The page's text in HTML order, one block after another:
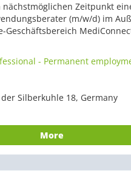
nächstmöglichen Zeitpunkt
(m/w/d) im
Geschäftsbereich
- Permanent
Silberkuhle 18, Germany
More